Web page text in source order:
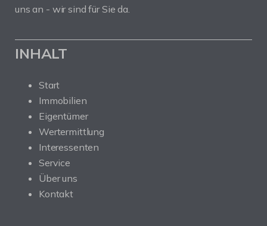
uns an - wir sind für Sie da.
INHALT
Start
Immobilien
Eigentümer
Wertermittlung
Interessenten
Service
Über uns
Kontakt